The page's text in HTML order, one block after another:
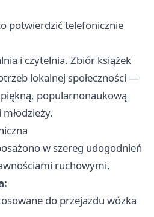
potwierdzić telefonicznie
i czytelnia. Zbiór książek
lokalnej społeczności —
popularnonaukową
w szereg udogodnień
ruchowymi,
do przejazdu wózka